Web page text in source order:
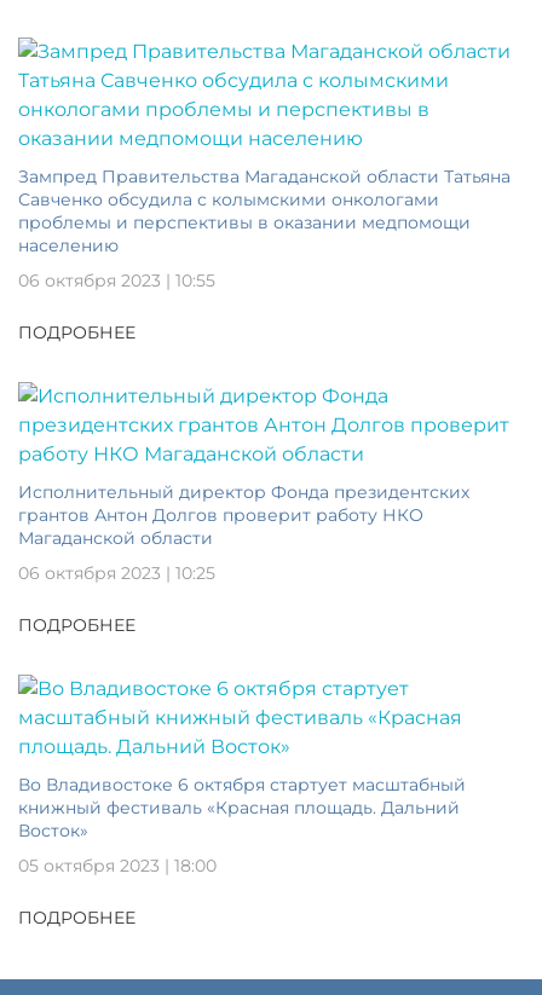
Зампред Правительства Магаданской области Татьяна
Савченко обсудила с колымскими онкологами
проблемы и перспективы в оказании медпомощи
населению
06 октября 2023 | 10:55
ПОДРОБНЕЕ
Исполнительный директор Фонда президентских
грантов Антон Долгов проверит работу НКО
Магаданской области
06 октября 2023 | 10:25
ПОДРОБНЕЕ
Во Владивостоке 6 октября стартует масштабный
книжный фестиваль «Красная площадь. Дальний
Восток»
05 октября 2023 | 18:00
ПОДРОБНЕЕ